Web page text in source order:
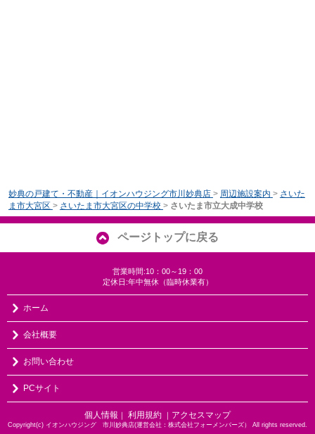
妙典の戸建て・不動産｜イオンハウジング市川妙典店 > 周辺施設案内 > さいた
ま市大宮区 > さいたま市大宮区の中学校 > さいたま市立大成中学校
ページトップに戻る
営業時間:10：00～19：00
定休日:年中無休（臨時休業有）
ホーム
会社概要
お問い合わせ
PCサイト
個人情報 ｜ 利用規約 ｜ アクセスマップ
Copyright(c) イオンハウジング 市川妙典店(運営会社：株式会社フォーメンバーズ） All rights reserved.